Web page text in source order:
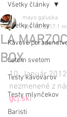
Všetky články
Kávové
Letom svetom
Testy kávovarov
Testy mlynčekov
Baristi
Všetky články
LA
BOX
mayo galuska
Nov 15, 2017 1
10. Január
nezmenené z
gcj.sk)